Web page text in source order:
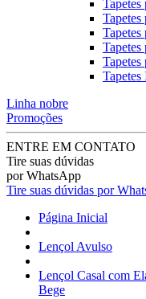
Tapetes
Tapetes
Tapetes
Tapetes
Tapetes
Linha nobre
Promoções
ENTRE EM CONTATO
Tire suas dúvidas
por WhatsApp
Tire suas dúvidas por
Página Inicial
Lençol Avulso
Lençol Casal com
Bege